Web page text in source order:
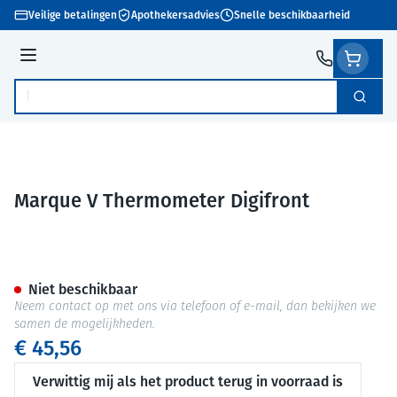
Ga naar de inhoud
Veilige betalingen Apothekersadvies Snelle beschikbaarheid
Menu
Product, merk, categorie... Zoek
Marque V Thermometer Digifront
€ 45,56
Verwittig mij als het product terug in voorraad is
Niet beschikbaar
Neem contact op met ons via telefoon of e-mail, dan bekijken we
samen de mogelijkheden.